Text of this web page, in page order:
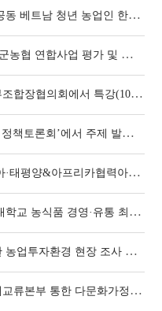
김동환 원장, 농협중앙회 공동 베트남 청년 농업인 한국 선진농업 연수 2기 진행(1062호
김동환 원장, ‘2025년 성주군농협 연합사업 평가 및 워크숍’에서 특강(1058호)
김동환 원장, 경기농협북부조합장협의회에서 특강(1058호)
김동환 원장, ‘2025 경기도 정책토론회’에서 주제 발표(1056호)
김동환 원장, 강원대 아시아·태평양&아프리카협력아카데미에서 강의(1054호)
김동환 원장, 제13기 서울대학교 농식품 경영·유통 최고위과정 해외현장교육 인솔(1052호
김동환 원장, 키르기스스탄 농업투자환경 현장 조사 다녀와(1050호)
김동환 원장, 한베미래세대교류본부 통한 다문화가정 정착 지원 교육 실시(1046호)